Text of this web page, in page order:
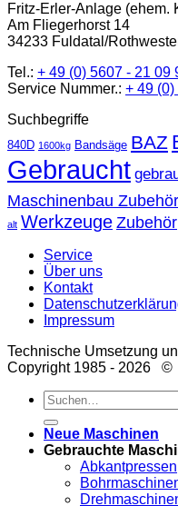
Fritz-Erler-Anlage (ehem.
Am Fliegerhorst 14
34233 Fuldatal/
Tel.: + 49 (0) 5607 - 21 09
Service Nummer.: + 49
Suchbegriffe
840D 1600kg Bandsäge BAZ
Gebraucht
Maschinenbau Zubehör
alt Werkzeuge Zubehör
Service
Über uns
Kontakt
Impressum
Technische Umsetzung
Copyright 1985 - 2026 ©
Suche
nach:
Neue Maschinen
Gebrauchte
Abkantpressen